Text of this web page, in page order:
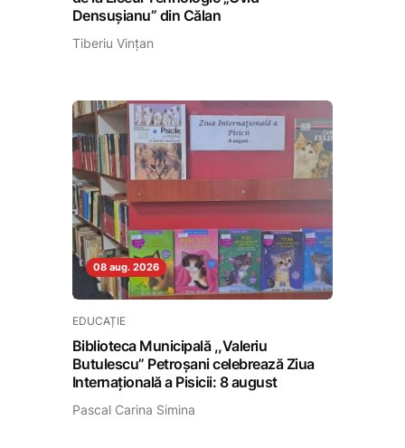
Densușianu” din Călan
Tiberiu Vințan
08 aug. 2026
EDUCAȚIE
Biblioteca Municipală ,,Valeriu
Butulescu” Petroșani celebrează Ziua
Internațională a Pisicii: 8 august
Pascal Carina Simina